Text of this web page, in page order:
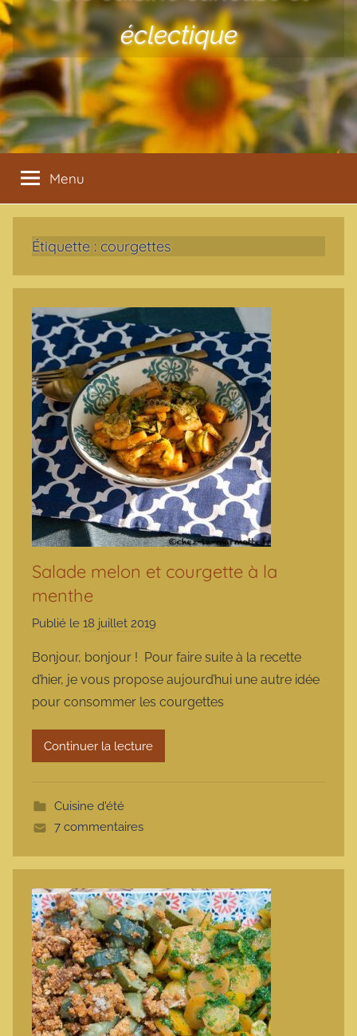
éclectique
Menu
Étiquette : courgettes
Salade melon et courgette à la
menthe
Publié le 18 juillet 2019
r
m
a
r
Bonjour, bonjour ! Pour faire suite à la recette
d’hier, je vous propose aujourd’hui une autre idée
pour consommer les courgettes
Continuer la lecture
Cuisine d'été
7 commentaires